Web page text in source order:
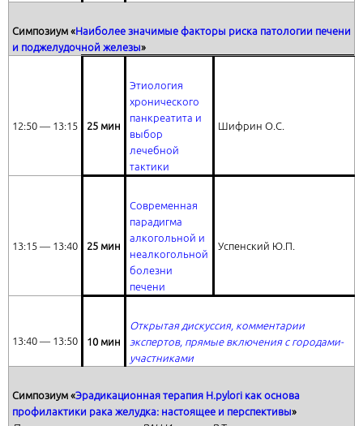
Симпозиум «Наиболее значимые факторы риска патологии печени
и поджелудочной железы»
12:50 ― 13:15 25 мин
Этиология
хронического
панкреатита и
выбор
лечебной
тактики
Шифрин О.С.
13:15 ― 13:40 25 мин
Современная
парадигма
алкогольной и
неалкогольной
болезни
печени
Успенский Ю.П.
13:40 ― 13:50 10 мин
Открытая дискуссия, комментарии
экспертов, прямые включения с городами-
участниками
Симпозиум «Эрадикационная терапия H.pylori как основа
профилактики рака желудка: настоящее и перспективы»